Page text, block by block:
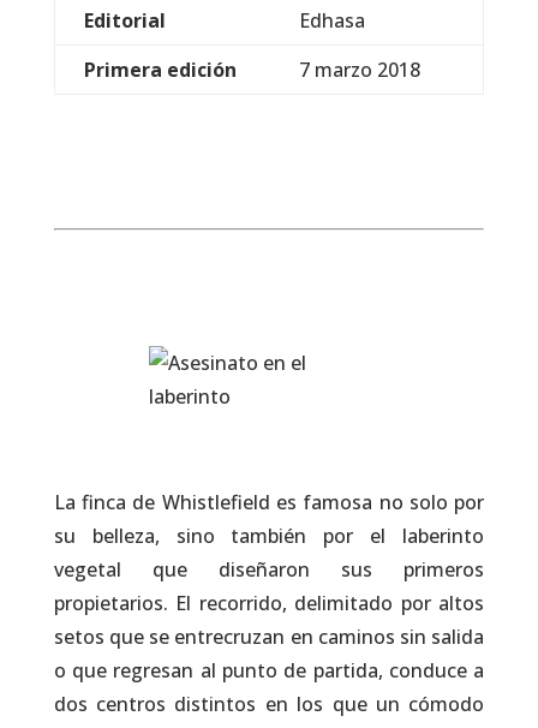
Editorial
Edhasa
Primera edición
7 marzo 2018
La finca de Whistlefield es famosa no solo por
su belleza, sino también por el laberinto
vegetal que diseñaron sus primeros
propietarios. El recorrido, delimitado por altos
setos que se entrecruzan en caminos sin salida
o que regresan al punto de partida, conduce a
dos centros distintos en los que un cómodo